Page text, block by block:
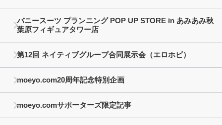
バニースーツ プランニング POP UP STORE in あみあみ秋
葉原フィギュアタワー店
第12回 ネイティブグループ合同展示会（エロホビ）
moeyo.com20周年記念特別企画
moeyo.comサポーターズ限定記事